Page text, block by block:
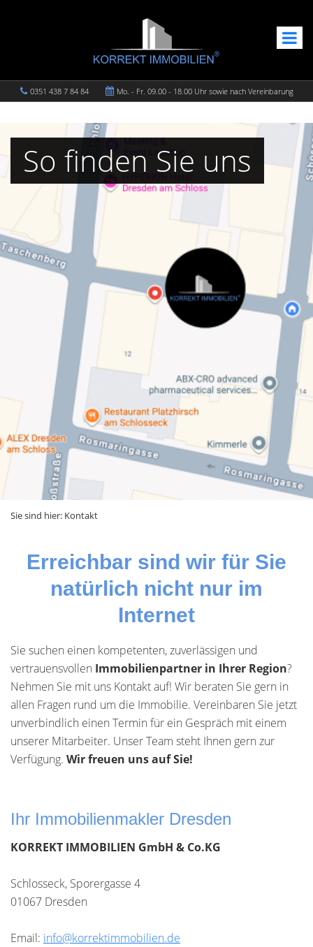
0351 438 7 84 84 Mo. - Fr. 09.00 - 18.00 Uhr sowie nach Vereinbarung
So finden Sie uns
Sie sind hier: Kontakt
Erreichbar sind wir für Sie
natürlich nicht nur im
Internet
Sie suchen einen kompetenten, zuverlässigen und
vertrauensvollen Immobilienpartner in Ihrer Region?
Nehmen Sie mit uns Kontakt auf! Wir beraten Sie gern in
allen Fragen rund um die Immobilie. Vereinbaren Sie jetzt
unverbindlich einen Termin für ein Gespräch mit einem
unserer Mitarbeiter. Unser Team steht Ihnen gern zur
Verfügung. Wir freuen uns auf Sie!
Ihr Immobilienmakler Dresden
KORREKT IMMOBILIEN GmbH & Co.KG
Schlosseck, Sporergasse 4
01067 Dresden
Email: info@korrektimmobilien.de